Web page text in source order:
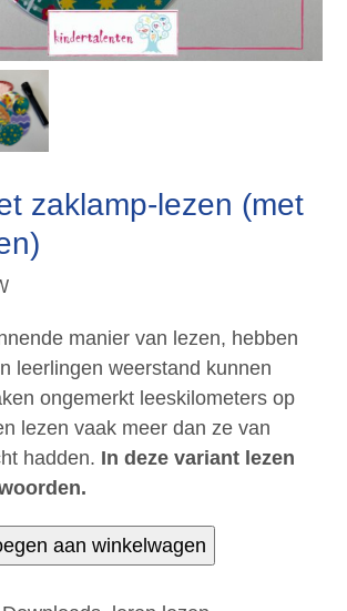
zaklamp-lezen (met
manier van lezen, hebben
leerlingen weerstand kunnen
ongemerkt leeskilometers op
lezen vaak meer dan ze van
hadden. In deze variant lezen
aan winkelwagen